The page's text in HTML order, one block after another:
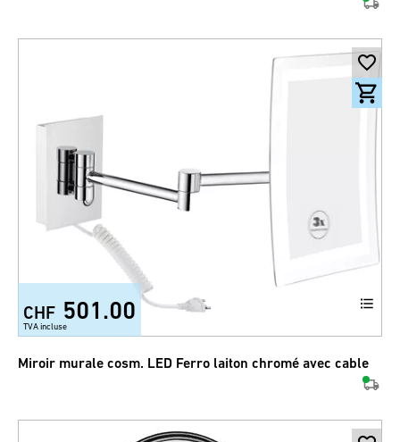
CHF 501.00
TVA incluse
Miroir murale cosm. LED Ferro laiton chromé avec cable